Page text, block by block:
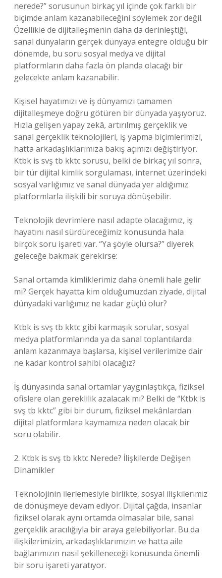
nerede?” sorusunun birkaç yıl içinde çok farklı bir
biçimde anlam kazanabileceğini söylemek zor değil.
Özellikle de dijitalleşmenin daha da derinleştiği,
sanal dünyaların gerçek dünyaya entegre olduğu bir
dönemde, bu soru sosyal medya ve dijital
platformların daha fazla ön planda olacağı bir
gelecekte anlam kazanabilir.
Kişisel hayatımızı ve iş dünyamızı tamamen
dijitalleşmeye doğru götüren bir dünyada yaşıyoruz.
Hızla gelişen yapay zekâ, artırılmış gerçeklik ve
sanal gerçeklik teknolojileri, iş yapma biçimlerimizi,
hatta arkadaşlıklarımıza bakış açımızı değiştiriyor.
Ktbk is svş tb kktc sorusu, belki de birkaç yıl sonra,
bir tür dijital kimlik sorgulaması, internet üzerindeki
sosyal varlığımız ve sanal dünyada yer aldığımız
platformlarla ilişkili bir soruya dönüşebilir.
Teknolojik devrimlere nasıl adapte olacağımız, iş
hayatını nasıl sürdüreceğimiz konusunda hala
birçok soru işareti var. “Ya şöyle olursa?” diyerek
geleceğe bakmak gerekirse:
Sanal ortamda kimliklerimiz daha önemli hale gelir
mi? Gerçek hayatta kim olduğumuzdan ziyade, dijital
dünyadaki varlığımız ne kadar güçlü olur?
Ktbk is svş tb kktc gibi karmaşık sorular, sosyal
medya platformlarında ya da sanal toplantılarda
anlam kazanmaya başlarsa, kişisel verilerimize dair
ne kadar kontrol sahibi olacağız?
İş dünyasında sanal ortamlar yaygınlaştıkça, fiziksel
ofislere olan gereklilik azalacak mı? Belki de “Ktbk is
svş tb kktc” gibi bir durum, fiziksel mekânlardan
dijital platformlara kaymamıza neden olacak bir
soru olabilir.
2. Ktbk is svş tb kktc Nerede? İlişkilerde Değişen
Dinamikler
Teknolojinin ilerlemesiyle birlikte, sosyal ilişkilerimiz
de dönüşmeye devam ediyor. Dijital çağda, insanlar
fiziksel olarak aynı ortamda olmasalar bile, sanal
gerçeklik aracılığıyla bir araya gelebiliyorlar. Bu da
ilişkilerimizin, arkadaşlıklarımızın ve hatta aile
bağlarımızın nasıl şekilleneceği konusunda önemli
bir soru işareti yaratıyor.